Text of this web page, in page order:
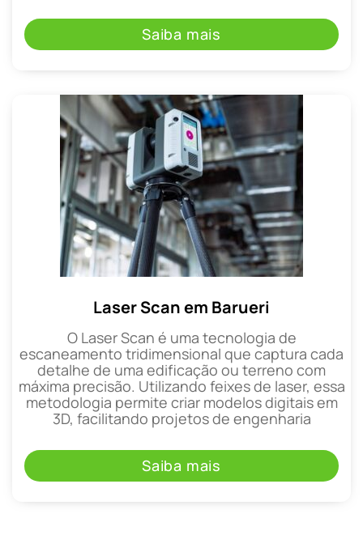
Saiba mais
Laser Scan em Barueri
O Laser Scan é uma tecnologia de
escaneamento tridimensional que captura cada
detalhe de uma edificação ou terreno com
máxima precisão. Utilizando feixes de laser, essa
metodologia permite criar modelos digitais em
3D, facilitando projetos de engenharia
Saiba mais